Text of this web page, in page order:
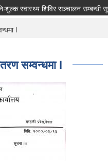
स्वास्थ्य शिविर सञ्चालन सम्बन्धी
l
सम्वन्धमा l